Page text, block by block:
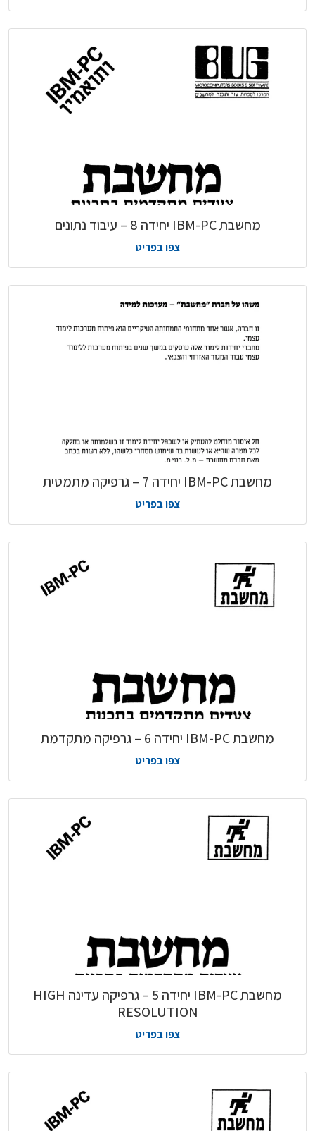
מחשבת IBM-PC יחידה 8 – עיבוד נתונים
צפו בפריט
מחשבת IBM-PC יחידה 7 – גרפיקה מתמטית
צפו בפריט
מחשבת IBM-PC יחידה 6 – גרפיקה מתקדמת
צפו בפריט
מחשבת IBM-PC יחידה 5 – גרפיקה עדינה HIGH
RESOLUTION
צפו בפריט